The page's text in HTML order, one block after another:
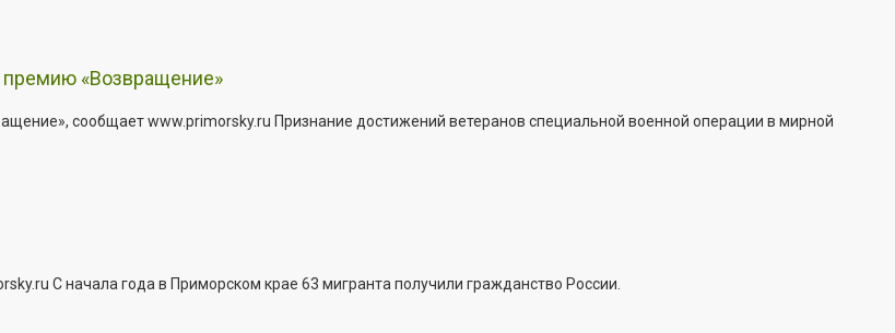
«Возвращение»
сообщает www.primorsky.ru Признание достижений ветеранов специальной военной операции в мирной
С начала года в Приморском крае 63 мигранта получили гражданство России.